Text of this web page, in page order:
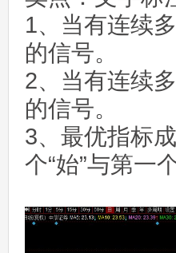
1、当有连续
的信号。
2、当有连续
的信号。
3、最优指标
个“始”与第一